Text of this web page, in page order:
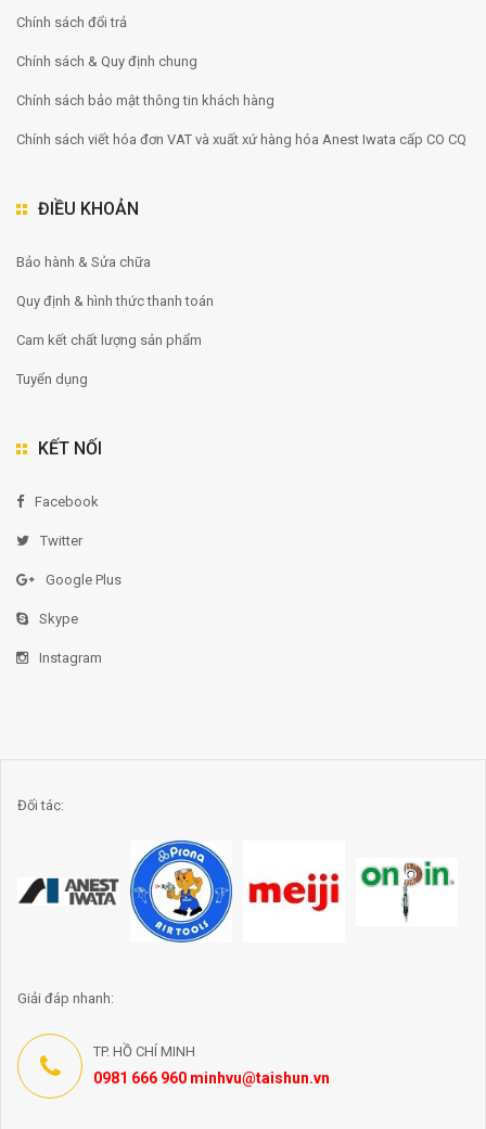
Chính sách đổi trả
Chính sách & Quy định chung
Chính sách bảo mật thông tin khách hàng
Chính sách viết hóa đơn VAT và xuất xứ hàng hóa Anest Iwata cấp CO CQ
ĐIỀU KHOẢN
Bảo hành & Sửa chữa
Quy định & hình thức thanh toán
Cam kết chất lượng sản phẩm
Tuyển dụng
KẾT NỐI
Facebook
Twitter
Google Plus
Skype
Instagram
Đối tác:
Giải đáp nhanh:
TP. HỒ CHÍ MINH
0981 666 960 minhvu@taishun.vn